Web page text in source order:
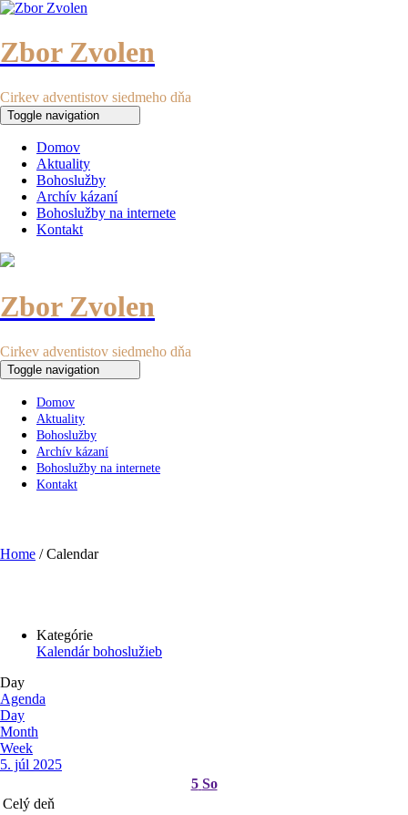
Zbor Zvolen
Cirkev adventistov siedmeho dňa
Toggle navigation
Domov
Aktuality
Bohoslužby
Archív kázaní
Bohoslužby na internete
Kontakt
Zbor Zvolen
Cirkev adventistov siedmeho dňa
Toggle navigation
Domov
Aktuality
Bohoslužby
Archív kázaní
Bohoslužby na internete
Kontakt
Home / Calendar
Kategórie
Kalendár bohoslužieb
Day
Agenda
Day
Month
Week
5. júl 2025
5 So
Celý deň